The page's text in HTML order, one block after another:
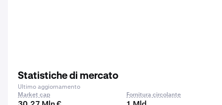
Statistiche di mercato
Ultimo aggiornamento
Market cap
Fornitura circolante